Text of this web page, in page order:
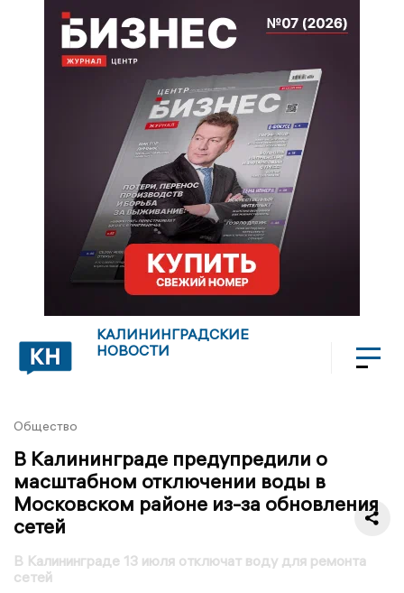
КАЛИНИНГРАДСКИЕ
НОВОСТИ
Общество
В Калининграде предупредили о
масштабном отключении воды в
Московском районе из-за обновления
сетей
В Калининграде 13 июля отключат воду для ремонта
сетей